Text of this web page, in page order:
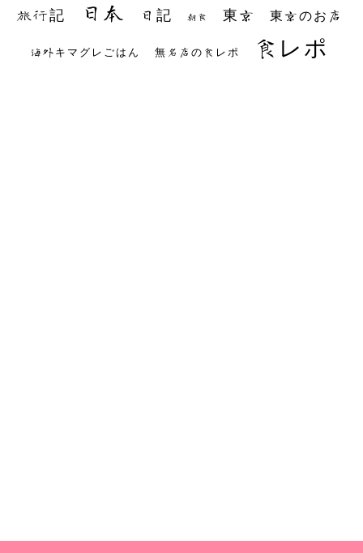
旅行記 日本 日記 朝食 東京 東京のお店
海外キマグレごはん 無名店の食レポ 食レポ